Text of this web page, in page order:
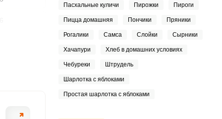
Пасхальные куличи Пирожки Пироги
Пицца домашняя Пончики Пряники
Рогалики Самса Слойки Сырники
Хачапури Хлеб в домашних условиях
Чебуреки Штрудель
Шарлотка с яблоками
Простая шарлотка с яблоками
ШАГ